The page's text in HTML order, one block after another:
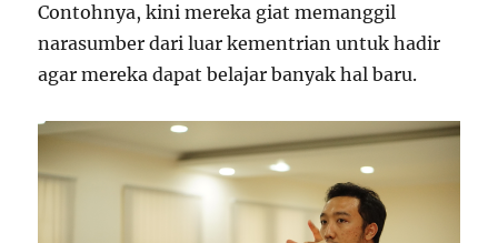
Contohnya, kini mereka giat memanggil
narasumber dari luar kementrian untuk hadir
agar mereka dapat belajar banyak hal baru.